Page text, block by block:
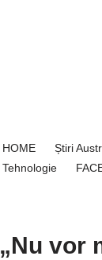
HOME Știri
Tehnologie
„Nu vor